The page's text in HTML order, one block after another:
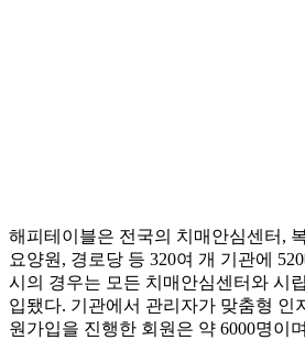
해피테이블은 전국의 치매안심센터,
요양원, 경로당 등 320여 개 기관에
시의 경우는 모든 치매안심센터와 시
입됐다. 기관에서 관리자가 맞춤형 인
원가입을 진행한 회원은 약 6000명이